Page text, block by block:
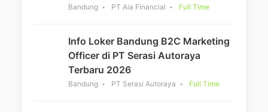
Bandung PT Aia Financial Full Time
Info Loker Bandung B2C Marketing
Officer di PT Serasi Autoraya
Terbaru 2026
Bandung PT Serasi Autoraya Full Time